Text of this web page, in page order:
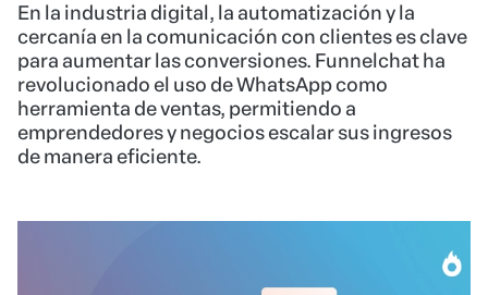
En la industria digital, la automatización y la
cercanía en la comunicación con clientes es clave
para aumentar las conversiones. Funnelchat ha
revolucionado el uso de WhatsApp como
herramienta de ventas, permitiendo a
emprendedores y negocios escalar sus ingresos
de manera eficiente.